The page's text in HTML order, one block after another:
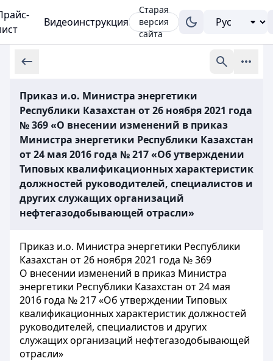
Видеоинструкция
Старая
версия
сайта
Приказ и.о. Министра энергетики
Республики Казахстан от 26 ноября 2021 года
№ 369 «О внесении изменений в приказ
Министра энергетики Республики Казахстан
от 24 мая 2016 года № 217 «Об утверждении
Типовых квалификационных характеристик
должностей руководителей, специалистов и
других служащих организаций
нефтегазодобывающей отрасли»
Приказ и.о. Министра энергетики Республики
Казахстан от 26 ноября 2021 года № 369
О внесении изменений в приказ Министра
энергетики Республики Казахстан от 24 мая
2016 года № 217 «Об утверждении Типовых
квалификационных характеристик должностей
руководителей, специалистов и других
служащих организаций нефтегазодобывающей
отрасли»